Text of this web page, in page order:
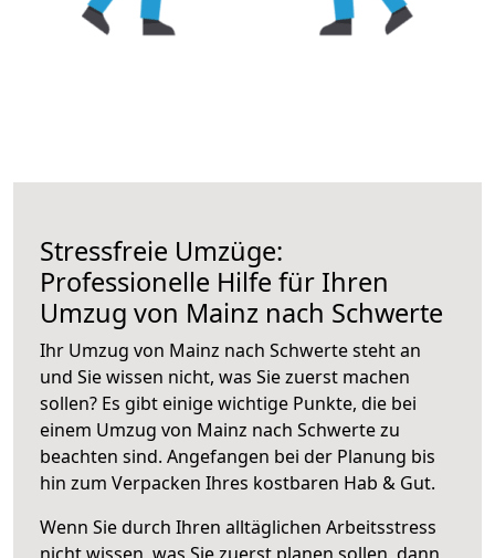
Stressfreie Umzüge:
Professionelle Hilfe für Ihren
Umzug von Mainz nach Schwerte
Ihr Umzug von Mainz nach Schwerte steht an
und Sie wissen nicht, was Sie zuerst machen
sollen? Es gibt einige wichtige Punkte, die bei
einem Umzug von Mainz nach Schwerte zu
beachten sind. Angefangen bei der Planung bis
hin zum Verpacken Ihres kostbaren Hab & Gut.
Wenn Sie durch Ihren alltäglichen Arbeitsstress